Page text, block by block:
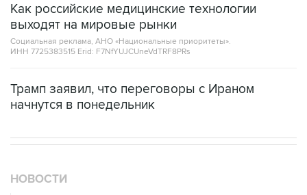
Как российские медицинские технологии
выходят на мировые рынки
Социальная реклама, АНО «Национальные приоритеты».
ИНН 7725383515 Erid: F7NfYUJCUneVdTRF8PRs
Трамп заявил, что переговоры с Ираном
начнутся в понедельник
НОВОСТИ